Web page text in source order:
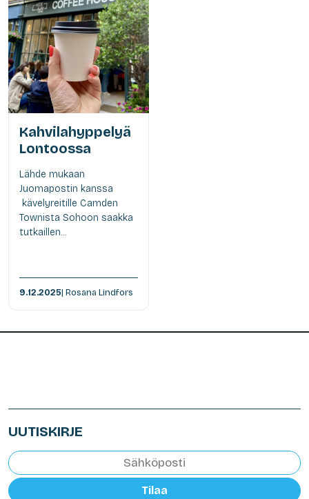
Kahvilahyppelyä
Lontoossa
Lähde mukaan
Juomapostin kanssa
kävelyreitille Camden
Townista Sohoon saakka
tutkaillen...
9.12.2025| Rosana Lindfors
UUTISKIRJE
Tilaa